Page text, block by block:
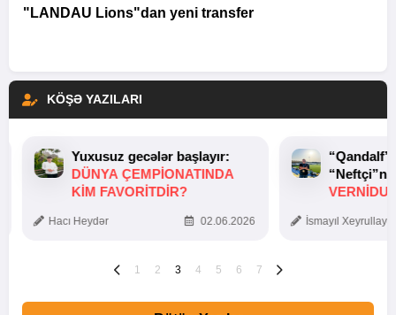
"LANDAU Lions"dan yeni transfer
KÖŞƏ YAZILARI
Yuxusuz gecələr başlayır:
DÜNYA ÇEMPIONATINDA
KIM FAVORITDIR?
Hacı Heydər 02.06.2026 İsmayıl
1 2 3 4 5 6 7